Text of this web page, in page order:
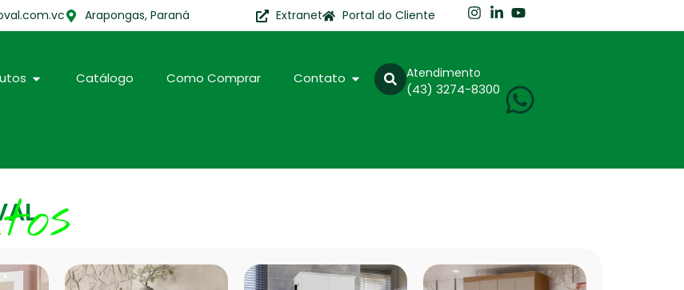
Arapongas, Paraná Extranet Portal do Cliente
Catálogo Como Comprar Contato Atendimento
(43) 3274-8300